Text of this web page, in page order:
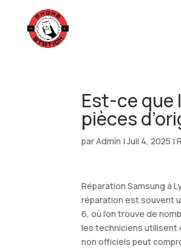
Est-ce que
pièces
parAdmin |Juil 4, 2025 |
Réparation Samsung à
réparation est souvent
6, où l’on trouve de
les techniciens utilisent
non officiels peut